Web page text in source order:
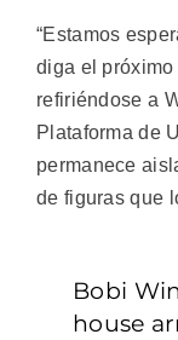
“Estamos
diga el próximo
refiriéndose a
Plataforma de
permanece
de figuras que
Bobi
house